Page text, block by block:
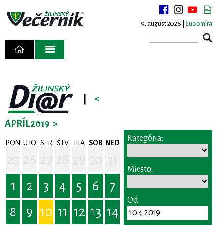
9. august 2026 | Ľubomíra
<
APRÍL 2019 >
PON UTO STR ŠTV PIA SOB NED
1
2 3 4 5 6
7
8
9 10 11 12 13 14
Kategória:
Miesto:
Od: